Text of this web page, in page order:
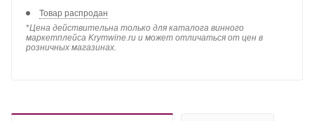
Товар распродан
*Цена действительна только для каталога винного
маркетплейса Krymwine.ru и может отличаться от цен в
розничных магазинах.